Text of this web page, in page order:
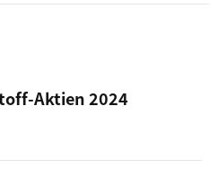
Aktien 2024